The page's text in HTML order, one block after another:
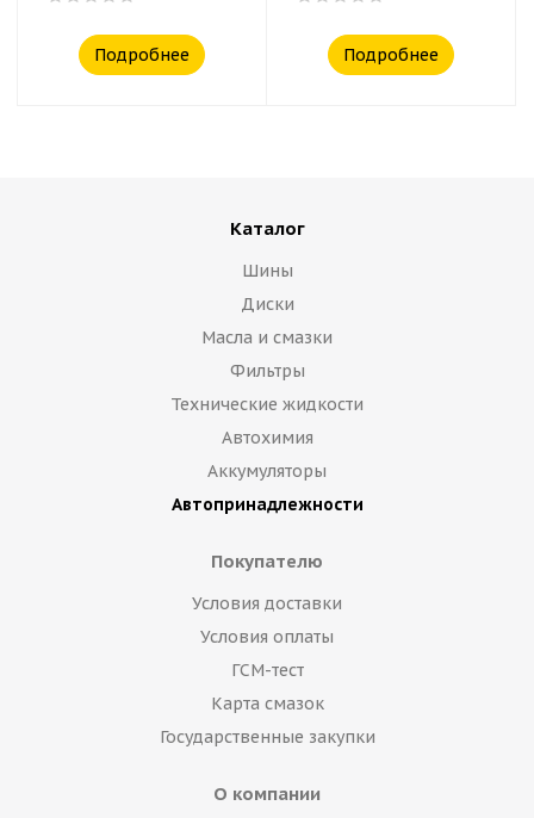
Подробнее Подробнее
Каталог
Шины
Диски
Масла и смазки
Фильтры
Технические жидкости
Автохимия
Аккумуляторы
Автопринадлежности
Покупателю
Условия доставки
Условия оплаты
ГСМ-тест
Карта смазок
Государственные закупки
О компании